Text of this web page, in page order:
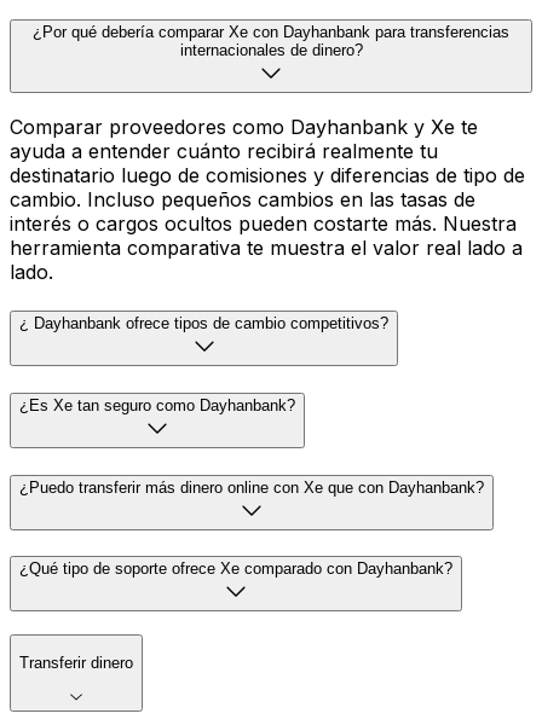
¿Por qué debería comparar Xe con Dayhanbank para transferencias
internacionales de dinero?
Comparar proveedores como Dayhanbank y Xe te
ayuda a entender cuánto recibirá realmente tu
destinatario luego de comisiones y diferencias de tipo de
cambio. Incluso pequeños cambios en las tasas de
interés o cargos ocultos pueden costarte más. Nuestra
herramienta comparativa te muestra el valor real lado a
lado.
¿ Dayhanbank ofrece tipos de cambio competitivos?
¿Es Xe tan seguro como Dayhanbank?
¿Puedo transferir más dinero online con Xe que con Dayhanbank?
¿Qué tipo de soporte ofrece Xe comparado con Dayhanbank?
Transferir dinero